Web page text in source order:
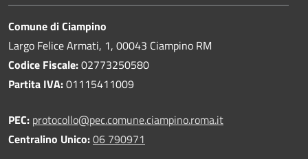
Comune di Ciampino
Largo Felice Armati, 1, 00043 Ciampino RM
Codice Fiscale:02773250580
Partita IVA:01115411009
PEC: protocollo@pec.comune.ciampino.roma.it
Centralino Unico:06 790971